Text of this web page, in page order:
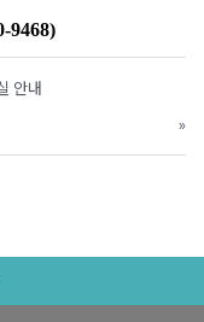
9468)
안내
»